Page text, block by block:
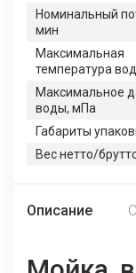
Номинальный
мин
Максимальная
температура
Максимальное
воды, мПа
Габариты
Вес нетто/
Описание